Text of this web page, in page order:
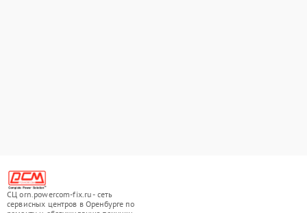
СЦ orn.powercom-fix.ru - сеть
сервисных центров в Оренбурге по